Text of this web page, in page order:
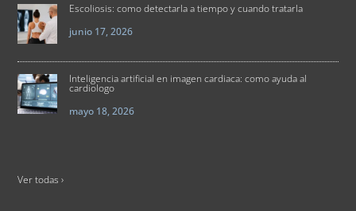
Escoliosis: como detectarla a tiempo y cuando tratarla
junio 17, 2026
Inteligencia artificial en imagen cardiaca: como ayuda al
cardiologo
mayo 18, 2026
Ver todas ›